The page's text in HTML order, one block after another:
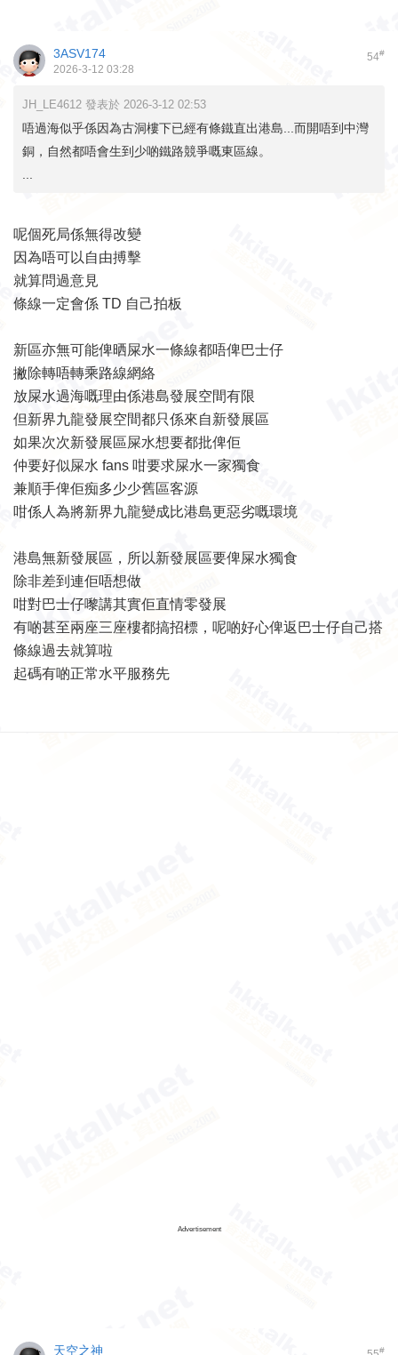
54#
3ASV174
2026-3-12 03:28
JH_LE4612 發表於 2026-3-12 02:53
唔過海似乎係因為古洞樓下已經有條鐵直出港島...而開唔到中灣
銅，自然都唔會生到少啲鐵路競爭嘅東區線。
呢個死局係無得改變
因為唔可以自由搏擊
就算問過意見
條線一定會係 TD 自己拍板
新區亦無可能俾晒屎水一條線都唔俾巴士仔
撇除轉唔轉乘路線網絡
放屎水過海嘅理由係港島發展空間有限
但新界九龍發展空間都只係來自新發展區
如果次次新發展區屎水想要都批俾佢
仲要好似屎水 fans 咁要求屎水一家獨食
兼順手俾佢痴多少少舊區客源
咁係人為將新界九龍變成比港島更惡劣嘅環境
港島無新發展區，所以新發展區要俾屎水獨食
除非差到連佢唔想做
咁對巴士仔嚟講其實佢直情零發展
有啲甚至兩座三座樓都搞招標，呢啲好心俾返巴士仔自己搭
條線過去就算啦
起碼有啲正常水平服務先
Advertisement
#
天空之神